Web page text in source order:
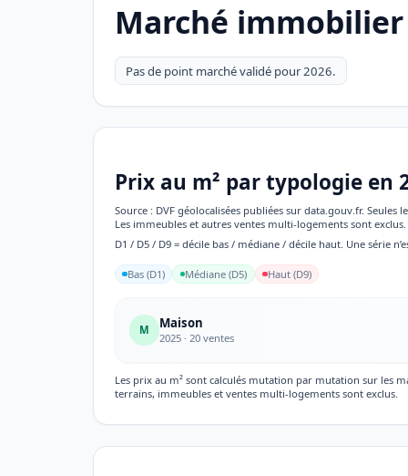
Marché
Pas de point marché validé pour 2026.
Prix au m² par typologie en
Source : DVF géolocalisées publiées sur data.gouv.fr.
Les immeubles et autres ventes multi-logements sont
D1 / D5 / D9 = décile bas / médiane / décile haut. Une série
Bas (D1) Médiane (D5) Haut (D9)
M Maison
2025 · 20 ventes
Les prix au m² sont calculés mutation par mutation sur les
terrains, immeubles et ventes multi-logements sont exclus.